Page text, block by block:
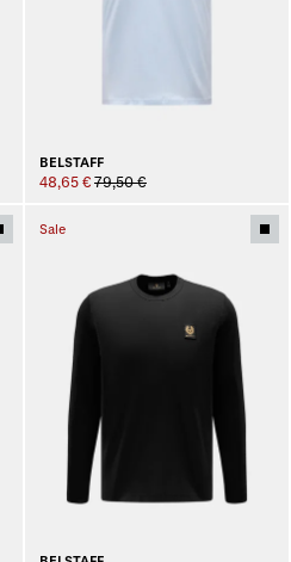
BELSTAFF
48,65 € 79,50 €
Sale